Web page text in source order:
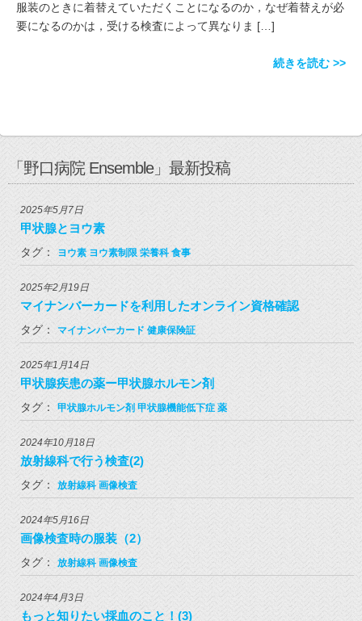
服装のときに着替えていただくことになるのか，なぜ着替えが必
要になるのかは，受ける検査によって異なりま […]
続きを読む >>
「野口病院 Ensemble」最新投稿
2025年5月7日
甲状腺とヨウ素
タグ： ヨウ素 ヨウ素制限 栄養科 食事
2025年2月19日
マイナンバーカードを利用したオンライン資格確認
タグ： マイナンバーカード 健康保険証
2025年1月14日
甲状腺疾患の薬ー甲状腺ホルモン剤
タグ： 甲状腺ホルモン剤 甲状腺機能低下症 薬
2024年10月18日
放射線科で行う検査(2)
タグ： 放射線科 画像検査
2024年5月16日
画像検査時の服装（2）
タグ： 放射線科 画像検査
2024年4月3日
もっと知りたい採血のこと！(3)